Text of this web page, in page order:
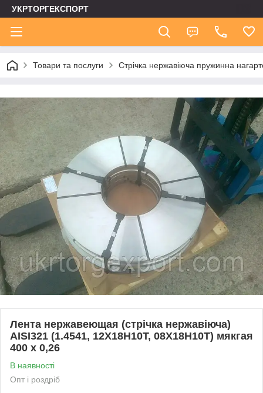
УКРТОРГЕКСПОРТ
Товари та послуги Стрічка нержавіюча пружинна
Лента нержавеющая (стрічка нержавіюча)
AISI321 (1.4541, 12Х18Н10Т, 08Х18Н10Т) мякгая
400 х 0,26
В наявності
Опт і роздріб